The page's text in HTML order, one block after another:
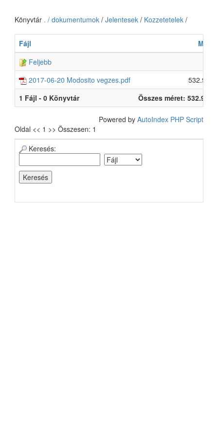
Könyvtár . / dokumentumok / Jelentesek / Kozzetetelek /
Fájl
Méret
Feljebb
2017-06-20 Modosito vegzes.pdf
532.9 KB
1 Fájl - 0 Könyvtár
Összes méret: 532.9 KB
Powered by AutoIndex PHP Script
Oldal << 1 >> Összesen: 1
Keresés: